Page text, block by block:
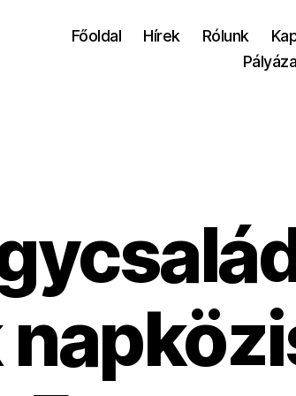
Főoldal Hírek Rólunk